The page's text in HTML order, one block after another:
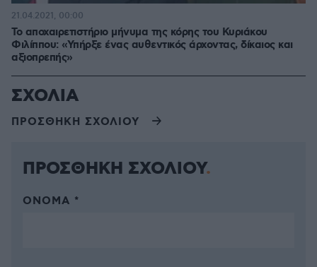
Το αποχαιρετιστήριο μήνυμα της κόρης του Κυριάκου
Φιλίππου: «Υπήρξε ένας αυθεντικός άρχοντας, δίκαιος και
αξιοπρεπής»
21.04.2021, 00:00
ΣΧΟΛΙΑ
ΠΡΟΣΘΗΚΗ ΣΧΟΛΙΟΥ
ΠΡΟΣΘΗΚΗ ΣΧΟΛΙΟΥ
ΌΝΟΜΑ *